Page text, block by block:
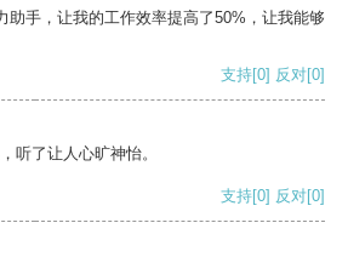
助手，让我的工作效率提高了50%，让我能够
支持[0] 反对[0]
听了让人心旷神怡。
支持[0] 反对[0]